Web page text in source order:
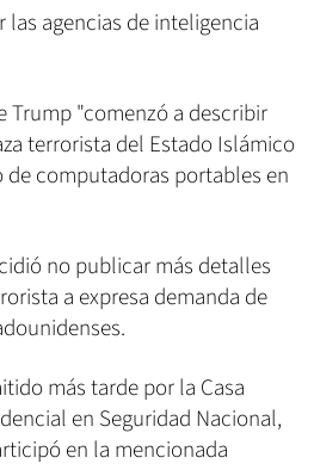
agencias de inteligencia
Trump "comenzó a describir
terrorista del Estado Islámico
computadoras portables en
no publicar más detalles
a expresa demanda de
más tarde por la Casa
en Seguridad Nacional,
en la mencionada